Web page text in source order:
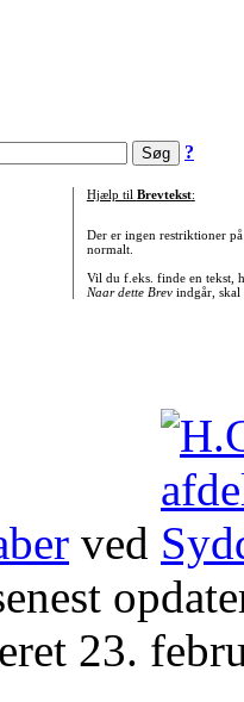
?
Hjælp til Brevtekst:
Der er ingen restriktioner
normalt.
Vil du f.eks. finde en tekst,
Naar dette Brevindgår, skal
ved
23.